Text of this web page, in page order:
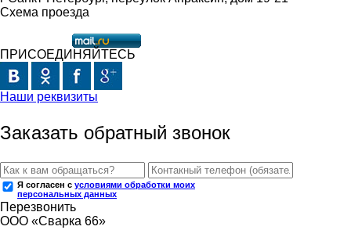
Схема проезда
ПРИСОЕДИНЯЙТЕСЬ
Наши реквизиты
Заказать обратный звонок
Я согласен с условиями обработки моих
персональных данных
Перезвонить
ООО «Сварка 66»